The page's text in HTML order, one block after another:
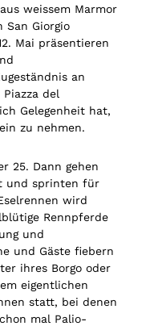
weissem Marmor
Giorgio
Mai präsentieren
an
del
Gelegenheit hat,
zu nehmen.
25. Dann gehen
und sprinten für
wird
Rennpferde
und
und Gäste fiebern
ihres Borgo oder
eigentlichen
statt, bei denen
mal Palio-